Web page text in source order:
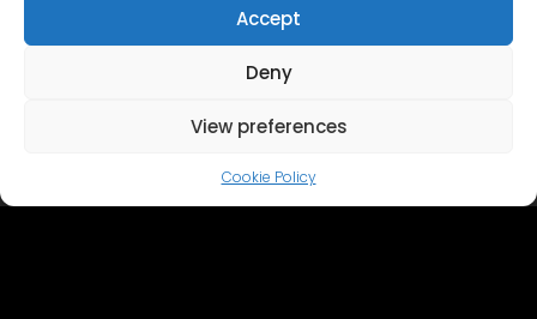
Accept
Deny
View preferences
Cookie Policy
Cinevilla Кинопроизводство
Виртуальный тур
Каталог
Свяжитесь с нами